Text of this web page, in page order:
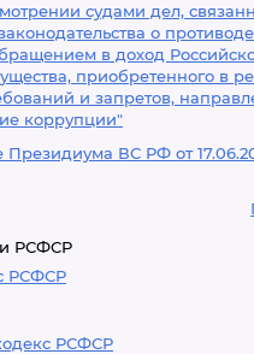
судами дел,
о
в доход
приобретенного в
и запретов,
коррупции"
Президиума ВС РФ от
РСФСР
РСФСР
РСФСР